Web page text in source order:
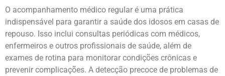
O acompanhamento médico regular é uma prática
indispensável para garantir a saúde dos idosos em casas de
repouso. Isso inclui consultas periódicas com médicos,
enfermeiros e outros profissionais de saúde, além de
exames de rotina para monitorar condições crônicas e
prevenir complicações. A detecção precoce de problemas de